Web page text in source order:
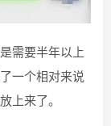
需要半年以上
一个相对来说
上来了。